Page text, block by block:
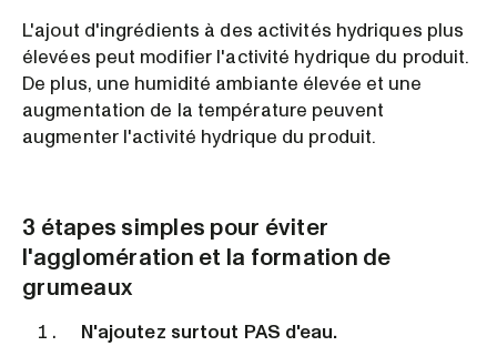
L'ajout d'ingrédients à des activités hydriques plus
élevées peut modifier l'activité hydrique du produit.
De plus, une humidité ambiante élevée et une
augmentation de la température peuvent
augmenter l'activité hydrique du produit.
3 étapes simples pour éviter
l'agglomération et la formation de
grumeaux
N'ajoutez surtout PAS d'eau.